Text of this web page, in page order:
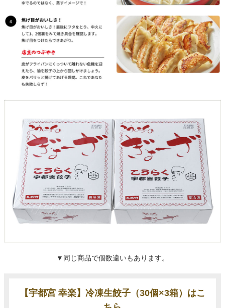
▼同じ商品で個数違いもあります。
【宇都宮 幸楽】冷凍生餃子（30個×3箱）はこ